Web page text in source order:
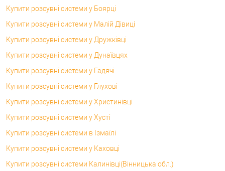
Купити розсувні системи у Боярці
Купити розсувні системи у Малій Дівиці
Купити розсувні системи у Дружківці
Купити розсувні системи у Дунаївцях
Купити розсувні системи у Гадячі
Купити розсувні системи у Глухові
Купити розсувні системи у Христинівці
Купити розсувні системи у Хусті
Купити розсувні системи в Ізмаїлі
Купити розсувні системи у Каховці
Купити розсувні системи Калинівці(Вінницька обл.)